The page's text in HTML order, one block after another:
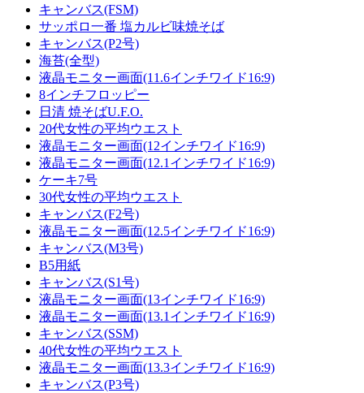
キャンバス(FSM)
サッポロ一番 塩カルビ味焼そば
キャンバス(P2号)
海苔(全型)
液晶モニター画面(11.6インチワイド16:9)
8インチフロッピー
日清 焼そばU.F.O.
20代女性の平均ウエスト
液晶モニター画面(12インチワイド16:9)
液晶モニター画面(12.1インチワイド16:9)
ケーキ7号
30代女性の平均ウエスト
キャンバス(F2号)
液晶モニター画面(12.5インチワイド16:9)
キャンバス(M3号)
B5用紙
キャンバス(S1号)
液晶モニター画面(13インチワイド16:9)
液晶モニター画面(13.1インチワイド16:9)
キャンバス(SSM)
40代女性の平均ウエスト
液晶モニター画面(13.3インチワイド16:9)
キャンバス(P3号)